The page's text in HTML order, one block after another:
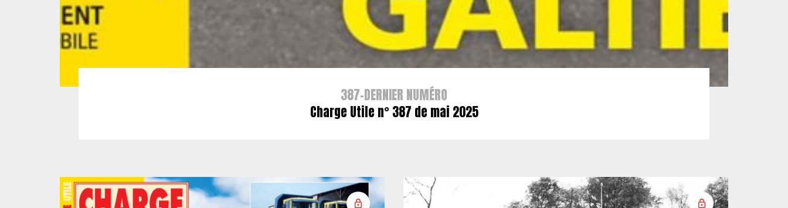
387-DERNIER NUMÉRO
Charge Utile n° 387 de mai 2025